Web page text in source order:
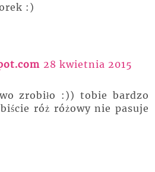
:)
28 kwietnia 2015
zrobiło :)) tobie bardzo
róż różowy nie pasuje